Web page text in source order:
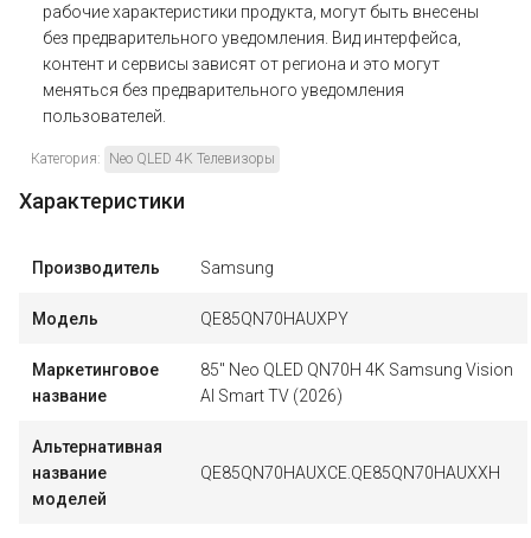
рабочие характеристики продукта, могут быть внесены
без предварительного уведомления. Вид интерфейса,
контент и сервисы зависят от региона и это могут
меняться без предварительного уведомления
пользователей.
Категория: Neo QLED 4K Телевизоры
Характеристики
Производитель Samsung
Модель QE85QN70HAUXPY
Маркетинговое
название
85" Neo QLED QN70H 4K Samsung Vision
AI Smart TV (2026)
Альтернативная
название
моделей
QE85QN70HAUXCE.QE85QN70HAUXXH